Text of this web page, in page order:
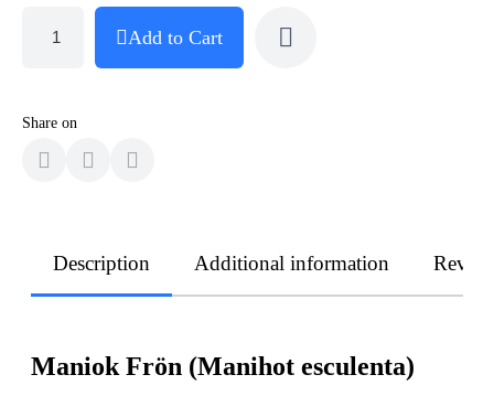
Add to Cart
Share on
Description Additional information
Maniok Frön (Manihot esculenta)